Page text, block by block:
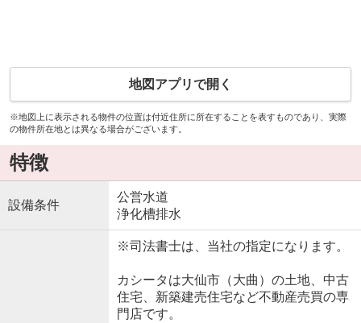
地図アプリで開く
※地図上に表示される物件の位置は付近住所に所在することを表すものであり、実際
の物件所在地とは異なる場合がございます。
特徴
設備条件
公営水道
浄化槽排水
※司法書士は、当社の指定になります。
カシータは大仙市（大曲）の土地、中古
住宅、新築建売住宅など不動産売買の専
門店です。